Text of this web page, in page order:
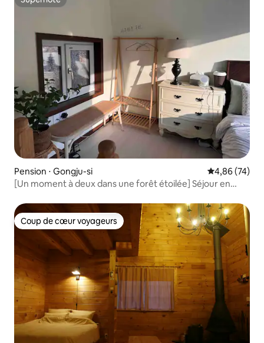
Superhôte
Pension ⋅ Gongju-si Évaluation
4,86 (74)
[Un moment à deux dans une forêt étoilée] Séjour en
forêt
Coup de cœur voyageurs
Coup de cœur voyageurs